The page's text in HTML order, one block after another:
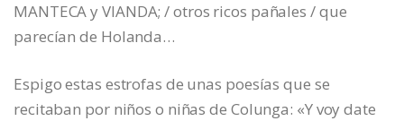
MANTECA y VIANDA; / otros ricos pañales / que
parecían de Holanda…
Espigo estas estrofas de unas poesías que se
recitaban por niños o niñas de Colunga: «Y voy date